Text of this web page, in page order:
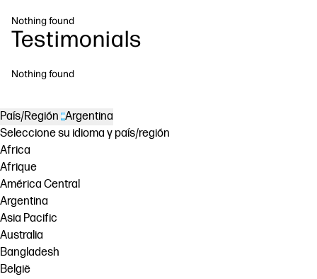
Nothing found
Testimonials
Nothing found
País/Región Argentina
Seleccione su idioma y país/región
Africa
Afrique
América Central
Argentina
Asia Pacific
Australia
Bangladesh
België